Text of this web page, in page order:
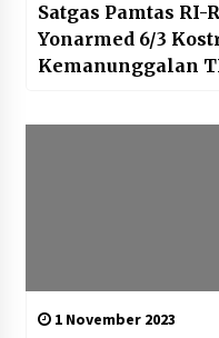
Satgas Pamtas RI-
Yonarmed 6/3
Kemanunggalan
1 November 2023